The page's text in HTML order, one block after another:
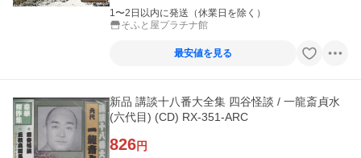
1〜2日以内に発送（休業日を除く）
そふと屋プラチナ館
最安値を見る
新品 講談十八番大全集 四谷怪談 / 一龍斎貞水
(六代目) (CD) RX-351-ARC
826円